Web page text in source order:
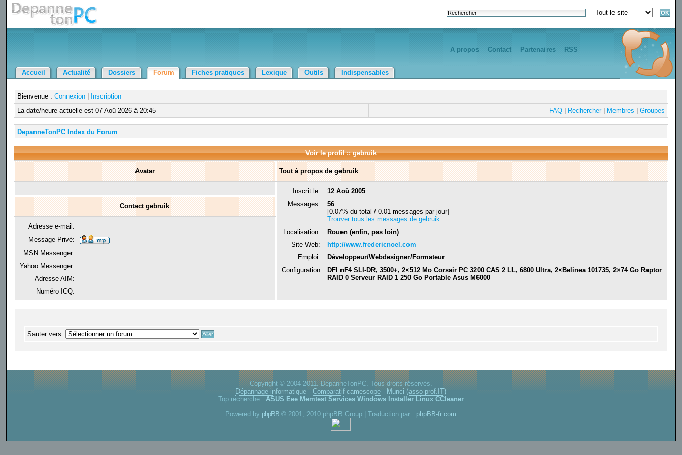
A propos Contact Partenaires RSS
Accueil Actualité Dossiers Forum Fiches pratiques Lexique Outils Indispensables
Bienvenue : Connexion|
Inscription
La date/heure actuelle est 07 Aoû 2026 à 20:45
FAQ| Rechercher| Membres Groupes
DepanneTonPC Index du Forum
Voir le profil :: gebruik
Avatar Tout à propos de gebruik
Inscrit le:
12 Aoû 2005
Messages:
56
[0.07% du total / 0.01 messages par jour]
Trouver tous les messages de gebruik
Localisation:
Rouen (enfin, pas loin)
Site Web:
http://www.fredericnoel.com
Emploi:
Développeur/Webdesigner/Formateur
Configuration:
DFI nF4 SLI-DR, 3500+, 2×512 Mo Corsair PC 3200 CAS 2 LL, 6800 Ultra, 2×Belinea 101735, 2×74 Go Raptor
RAID 0 Serveur RAID 1 250 Go Portable Asus M6000
Contact gebruik
Adresse e-mail:
Message Privé:
MSN Messenger:
Yahoo Messenger:
Adresse AIM:
Numéro ICQ:
Sauter vers:
Copyright © 2004-2011. DepanneTonPC. Tous droits réservés.
Dépannage informatique -Comparatif camescope - Munci (asso prof.IT)
Top recherche : ASUS Eee Memtest Services Windows Installer Linux CCleaner
Powered by phpBB © 2001, 2010 phpBB Group | Traduction par : phpBB-fr.com